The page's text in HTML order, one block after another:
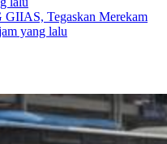
GIIAS, Tegaskan Merekam
yang lalu